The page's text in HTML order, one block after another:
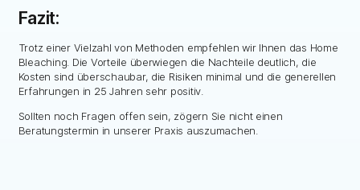
Fazit:
Trotz einer Vielzahl von Methoden empfehlen wir Ihnen das Home
Bleaching. Die Vorteile überwiegen die Nachteile deutlich, die
Kosten sind überschaubar, die Risiken minimal und die generellen
Erfahrungen in 25 Jahren sehr positiv.
Sollten noch Fragen offen sein, zögern Sie nicht einen
Beratungstermin in unserer Praxis auszumachen.